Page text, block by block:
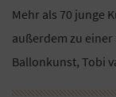
Mehr als 70 junge
außerdem zu
Ballonkunst, Tobi